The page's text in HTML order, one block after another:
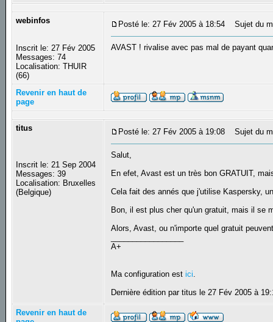
webinfos
Inscrit le: 27 Fév 2005
Messages: 74
Localisation: THUIR
(66)
Posté le: 27 Fév 2005 à 18:54 Sujet du
AVAST ! rivalise avec pas mal de payant
Revenir en haut de
page
titus
Inscrit le: 21 Sep 2004
Messages: 39
Localisation: Bruxelles
(Belgique)
Posté le: 27 Fév 2005 à 19:08 Sujet du
Salut,
En efet, Avast est un très bon GRATUIT,
Cela fait des annés que j'utilise Kaspersky,
Bon, il est plus cher qu'un gratuit, mais il se
Alors, Avast, ou n'importe quel gratuit
A+
Ma configuration estici.
Dernière édition par titus le 27 Fév 2005 à
Revenir en haut de